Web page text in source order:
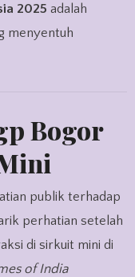
2025 adalah
menyentuh
Bogor
publik terhadap
perhatian setelah
di sirkuit mini di
of India